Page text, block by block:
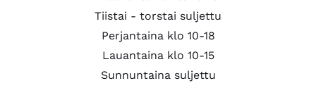
Tiistai - torstai suljettu
Perjantaina klo 10-18
Lauantaina klo 10-15
Sunnuntaina suljettu